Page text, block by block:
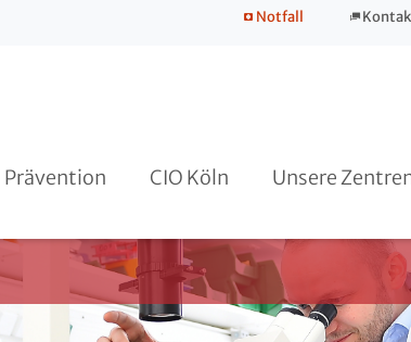
Notfall
Prävention CIO Köln Unsere